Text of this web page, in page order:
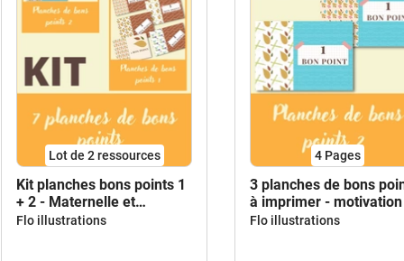
Lot de 2 ressources
Kit planches bons points 1
+ 2 - Maternelle et
primaire
Flo illustrations
4 Pages
3 planches de bons
à imprimer -
tous niveaux
Flo illustrations